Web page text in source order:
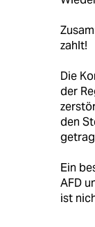
zahlt!
Die
der
den
Ein
AFD
ist